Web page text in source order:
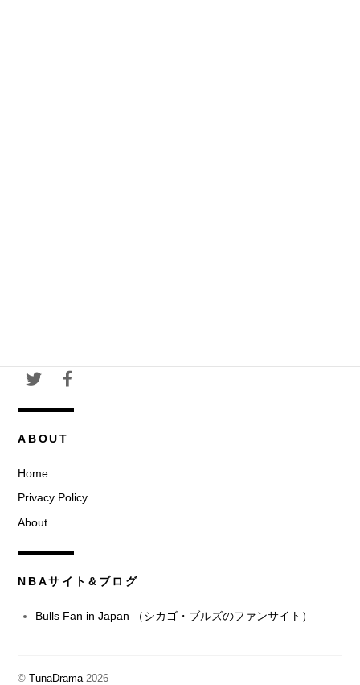
ABOUT
Home
Privacy Policy
About
NBAサイト&ブログ
Bulls Fan in Japan （シカゴ・ブルズのファンサイト）
©TunaDrama 2026